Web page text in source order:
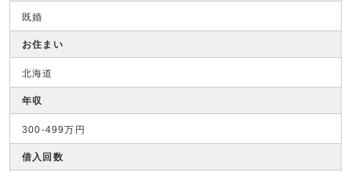
既婚
お住まい
北海道
年収
300-499万円
借入回数